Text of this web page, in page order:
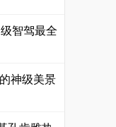
智驾最全
神级美景